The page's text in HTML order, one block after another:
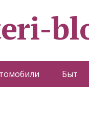
Быт